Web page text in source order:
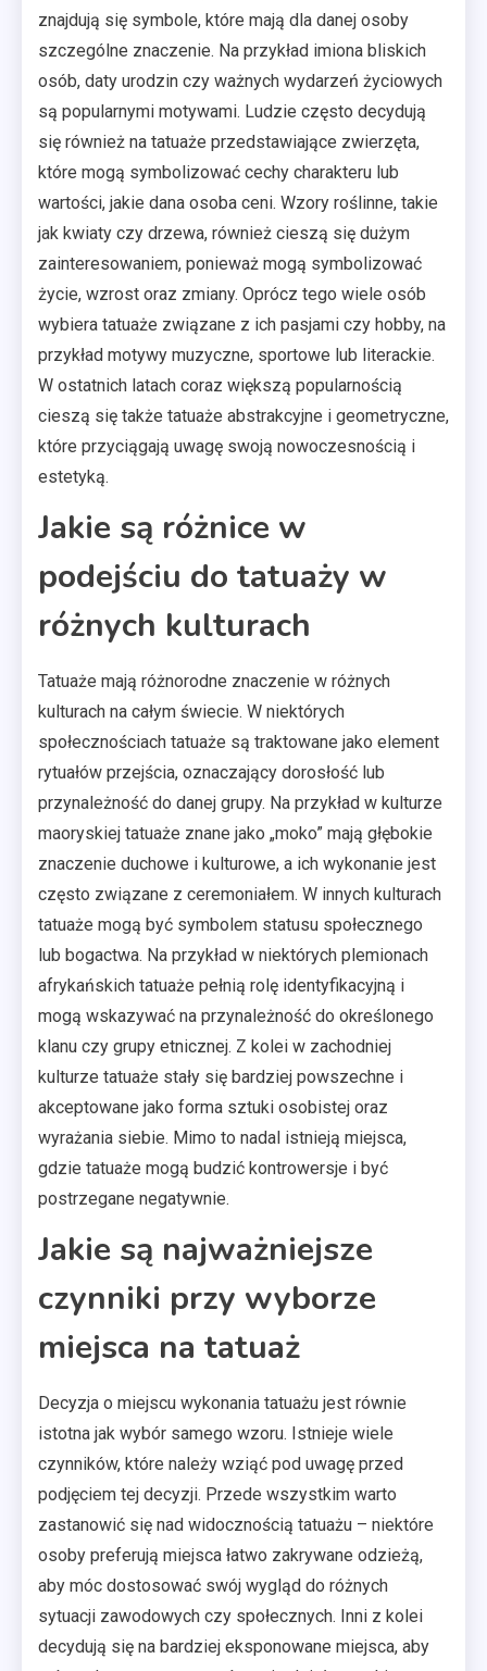
znajdują się symbole, które mają dla danej osoby
szczególne znaczenie. Na przykład imiona bliskich
osób, daty urodzin czy ważnych wydarzeń życiowych
są popularnymi motywami. Ludzie często decydują
się również na tatuaże przedstawiające zwierzęta,
które mogą symbolizować cechy charakteru lub
wartości, jakie dana osoba ceni. Wzory roślinne, takie
jak kwiaty czy drzewa, również cieszą się dużym
zainteresowaniem, ponieważ mogą symbolizować
życie, wzrost oraz zmiany. Oprócz tego wiele osób
wybiera tatuaże związane z ich pasjami czy hobby, na
przykład motywy muzyczne, sportowe lub literackie.
W ostatnich latach coraz większą popularnością
cieszą się także tatuaże abstrakcyjne i geometryczne,
które przyciągają uwagę swoją nowoczesnością i
estetyką.
Jakie są różnice w
podejściu do tatuaży w
różnych kulturach
Tatuaże mają różnorodne znaczenie w różnych
kulturach na całym świecie. W niektórych
społecznościach tatuaże są traktowane jako element
rytuałów przejścia, oznaczający dorosłość lub
przynależność do danej grupy. Na przykład w kulturze
maoryskiej tatuaże znane jako „moko” mają głębokie
znaczenie duchowe i kulturowe, a ich wykonanie jest
często związane z ceremoniałem. W innych kulturach
tatuaże mogą być symbolem statusu społecznego
lub bogactwa. Na przykład w niektórych plemionach
afrykańskich tatuaże pełnią rolę identyfikacyjną i
mogą wskazywać na przynależność do określonego
klanu czy grupy etnicznej. Z kolei w zachodniej
kulturze tatuaże stały się bardziej powszechne i
akceptowane jako forma sztuki osobistej oraz
wyrażania siebie. Mimo to nadal istnieją miejsca,
gdzie tatuaże mogą budzić kontrowersje i być
postrzegane negatywnie.
Jakie są najważniejsze
czynniki przy wyborze
miejsca na tatuaż
Decyzja o miejscu wykonania tatuażu jest równie
istotna jak wybór samego wzoru. Istnieje wiele
czynników, które należy wziąć pod uwagę przed
podjęciem tej decyzji. Przede wszystkim warto
zastanowić się nad widocznością tatuażu – niektóre
osoby preferują miejsca łatwo zakrywane odzieżą,
aby móc dostosować swój wygląd do różnych
sytuacji zawodowych czy społecznych. Inni z kolei
decydują się na bardziej eksponowane miejsca, aby